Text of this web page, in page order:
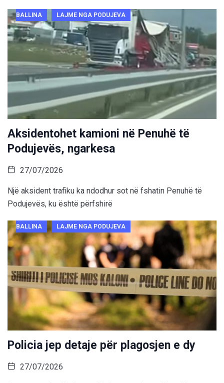
BALLINA LAJME NGA PODUJEVA
Aksidentohet kamioni në Penuhë të
Podujevës, ngarkesa
27/07/2026
Një aksident trafiku ka ndodhur sot në fshatin Penuhë të
Podujevës, ku është përfshirë
BALLINA LAJME NGA PODUJEVA
Policia jep detaje për plagosjen e dy
27/07/2026